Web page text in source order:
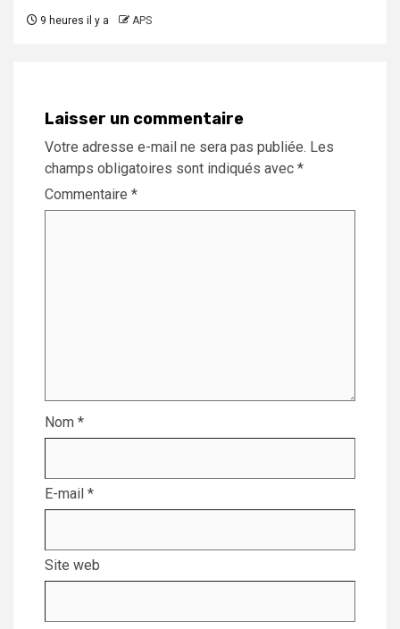
9 heures il y a APS
Laisser un commentaire
Votre adresse e-mail ne sera pas publiée. Les
champs obligatoires sont indiqués avec *
Commentaire *
Nom *
E-mail *
Site web